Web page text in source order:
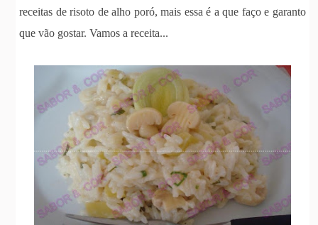
receitas de risoto de alho poró, mais essa é a que faço e garanto
que vão gostar. Vamos a receita...